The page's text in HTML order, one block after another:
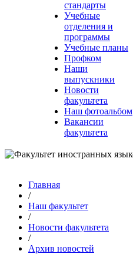
стандарты
Учебные
отделения и
программы
Учебные планы
Профком
Наши
выпускники
Новости
факультета
Наш фотоальбом
Вакансии
факультета
Главная
/
Наш факультет
/
Новости факультета
/
Архив новостей